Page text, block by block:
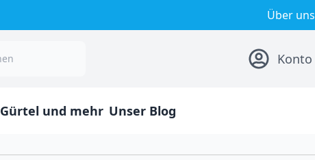
Über uns
Konto
Gürtel und mehr Unser Blog